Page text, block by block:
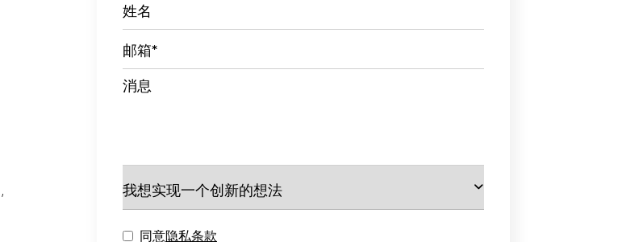
,
姓名
邮箱*
消息
同意隐私条款